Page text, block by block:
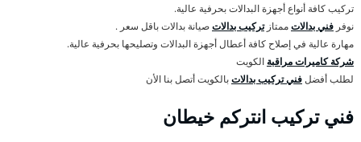
تركيب كافة أنواع أجهزة البدالات بحرفية عالية.
نوفر فني بدالاتممتازتركيب بدالاتصيانة بدالات باقل سعر .
مهارة عالية في إصلاح كافة أعطال أجهزة البدالات وتصليحها بحرفية عالية.
شركة كاميرات مراقبة الكويت
لطلب أفضلفني تركيب بدالاتبالكويت أتصل بنا الأن
فني تركيب انتركم خيطان